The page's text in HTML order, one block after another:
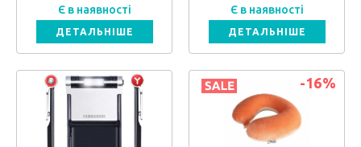
Є в наявності
ДЕТАЛЬНІШЕ
Є в наявності
ДЕТАЛЬНІШЕ
-16%